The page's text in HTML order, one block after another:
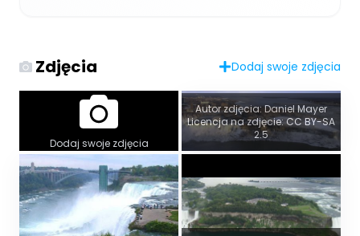
Zdjęcia Dodaj swoje zdjęcia
Dodaj swoje zdjęcia
Autor zdjęcia: Daniel Mayer
Licencja na zdjęcie: CC BY-SA
2.5